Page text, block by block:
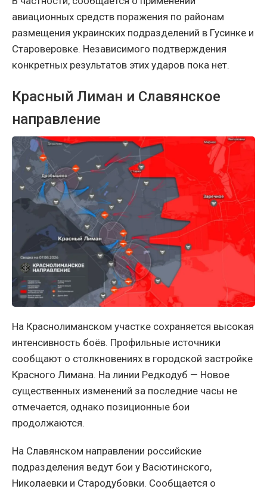
авиационных средств поражения по районам
размещения украинских подразделений в Гусинке и
Староверовке. Независимого подтверждения
конкретных результатов этих ударов пока нет.
Красный Лиман и Славянское
направление
На Краснолиманском участке сохраняется высокая
интенсивность боёв. Профильные источники
сообщают о столкновениях в городской застройке
Красного Лимана. На линии Редкодуб — Новое
существенных изменений за последние часы не
отмечается, однако позиционные бои
продолжаются.
На Славянском направлении российские
подразделения ведут бои у Васютинского,
Николаевки и Стародубовки. Сообщается о